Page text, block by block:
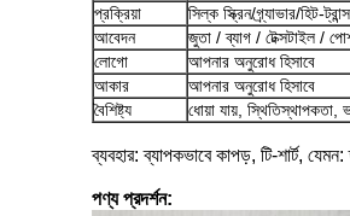
প্রক্রিয়া
সিল্ক স্ক্রিন/গ্র্যাভার/হিট-
আবেদন
জুতা / ব্যাগ / টেক্সটাইল /
লোগো
আপনার অনুরোধ হিসাবে
আকার
আপনার অনুরোধ হিসাবে
বৈশিষ্ট্য
ধোয়া যায়, স্থিতিস্থাপকতা,
ব্যবহার: ব্যাপকভাবে কাপড়, টি-শার্ট,
পণ্য প্রদর্শন: